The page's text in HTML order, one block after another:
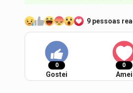
9 pessoas
0
Gostei
0
Amei